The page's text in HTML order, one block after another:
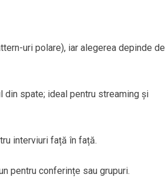
uri polare), iar alegerea depinde de
spate; ideal pentru streaming și
interviuri față în față.
pentru conferințe sau grupuri.